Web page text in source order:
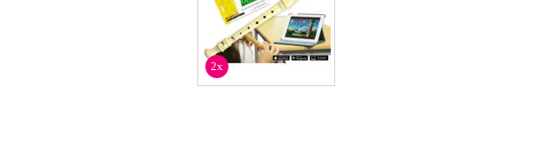
manejo de la aplicación mediante ratón o pantalla táctil
compatible con Windows 7/8/10, iOS (a partir de la
macOS (a partir de la versión 10.12)
en varios idiomas (neerlandés, alemán, inglés, francés,
licencia para 3 dispositivos
2x